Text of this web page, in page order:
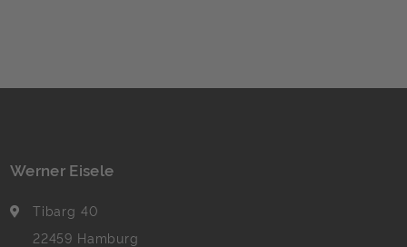
Werner Eisele
Tibarg 40
22459 Hamburg